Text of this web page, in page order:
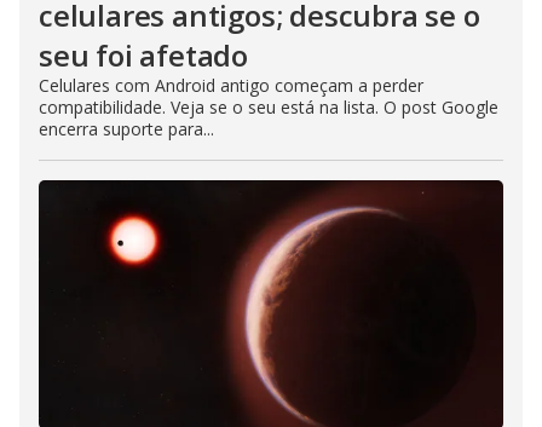
celulares antigos; descubra se o
seu foi afetado
Celulares com Android antigo começam a perder
compatibilidade. Veja se o seu está na lista. O post Google
encerra suporte para...